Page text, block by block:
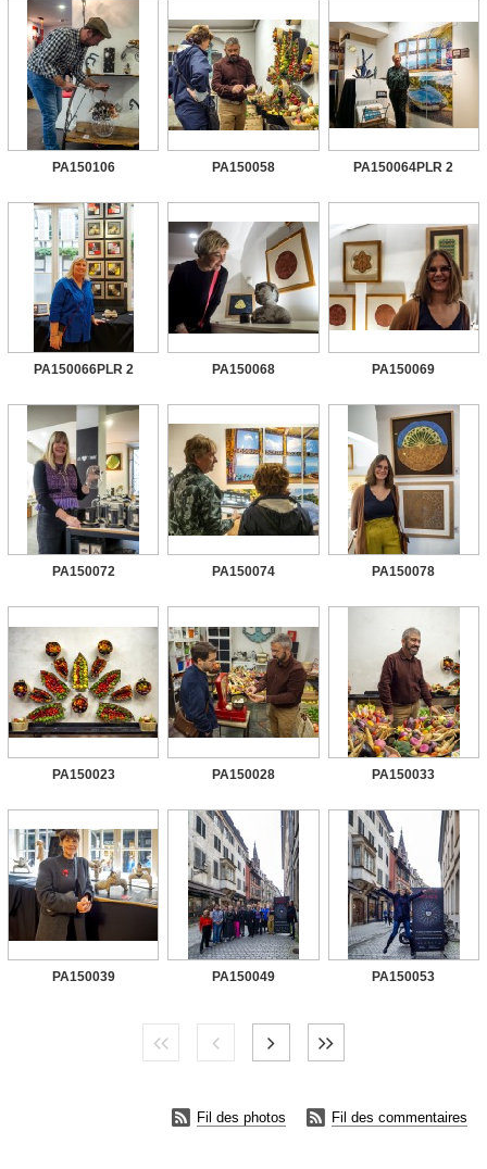
PA150106 PA150058 PA150064PLR 2
PA150066PLR 2 PA150068 PA150069
PA150072 PA150074 PA150078
PA150023 PA150028 PA150033
PA150039 PA150049 PA150053
 Fil des photos  Fil des commentaires